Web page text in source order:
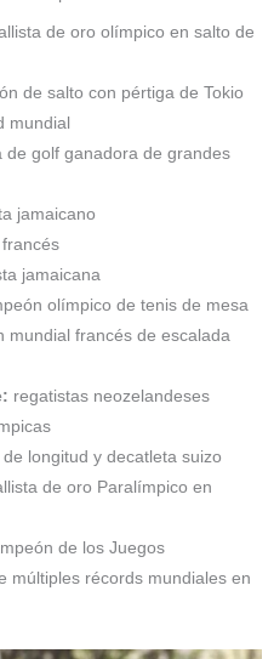
de oro olímpico en salto de
de salto con pértiga de Tokio
mundial
de golf ganadora de grandes
jamaicano
jamaicana
olímpico de tenis de mesa
mundial francés de escalada
regatistas neozelandeses
longitud y decatleta suizo
de oro Paralímpico en
de los Juegos
múltiples récords mundiales en